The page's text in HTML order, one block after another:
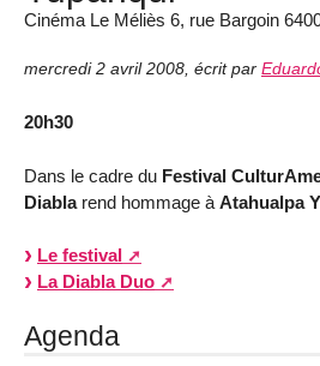
Cinéma Le Méliès 6, rue Bargoin
mercredi 2 avril 2008, écrit par
20h30
Dans le cadre du Festival
Diablarend hommage à Atahualpa
Le festival
La Diabla Duo
Agenda